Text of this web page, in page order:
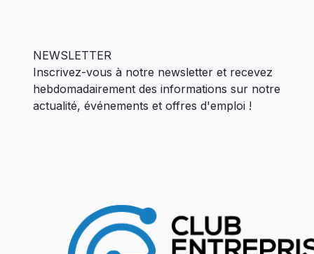
NEWSLETTER
Inscrivez-vous à notre newsletter et recevez
hebdomadairement des informations sur notre
actualité, événements et offres d'emploi !